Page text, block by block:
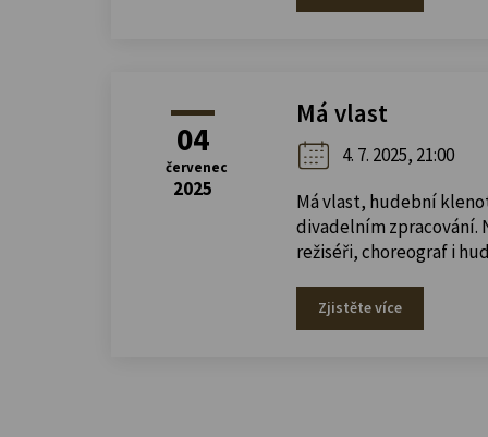
04
červenec
2025
Má vlast
4. 7. 2025, 21:00
Má vlast, hudební
divadelním zpracování.
režiséři, choreograf i
Zjistěte více